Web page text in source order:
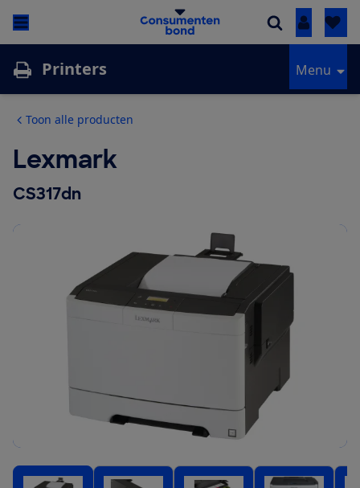
Inloggen
Printers Menu
Toon alle producten
Lexmark
CS317dn